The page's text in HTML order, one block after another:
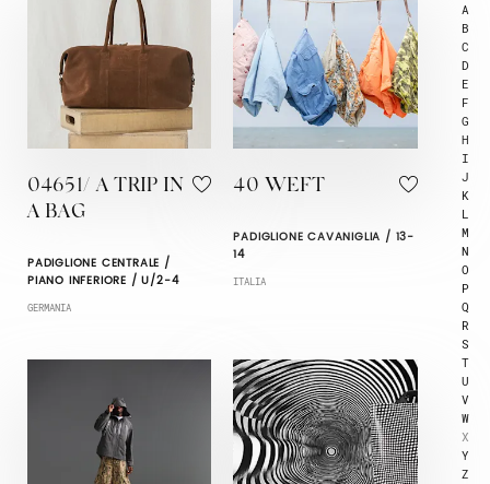
A
B
C
D
E
F
G
H
I
J
K
L
M
N
O
P
Q
R
S
T
U
V
W
X
Y
Z
04651/ A TRIP IN
A BAG
PADIGLIONE CENTRALE /
PIANO INFERIORE / U/2-4
GERMANIA
40 WEFT
PADIGLIONE CAVANIGLIA / 13-
14
ITALIA